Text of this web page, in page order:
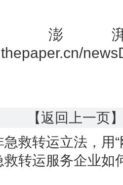
澎
【返回上一页
急救转运立法，用
救转运服务企业如